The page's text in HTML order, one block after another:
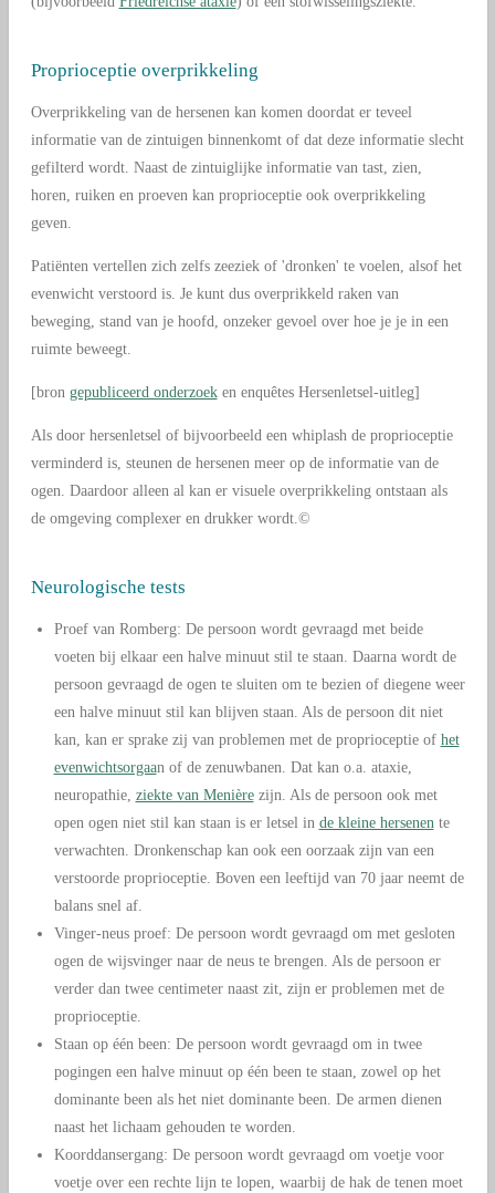
Proprioceptie overprikkeling
Overprikkeling van de hersenen kan komen doordat er teveel
informatie van de zintuigen binnenkomt of dat deze informatie slecht
gefilterd wordt. Naast de zintuiglijke informatie van tast, zien,
horen, ruiken en proeven kan proprioceptie ook overprikkeling
geven.
Patiënten vertellen zich zelfs zeeziek of 'dronken' te voelen, alsof het
evenwicht verstoord is. Je kunt dus overprikkeld raken van
beweging, stand van je hoofd, onzeker gevoel over hoe je je in een
ruimte beweegt.
[bron gepubliceerd onderzoeken enquêtes Hersenletsel-uitleg]
Als door hersenletsel of bijvoorbeeld een whiplash de proprioceptie
verminderd is, steunen de hersenen meer op de informatie van de
ogen. Daardoor alleen al kan er visuele overprikkeling ontstaan als
de omgeving complexer en drukker wordt.©
Neurologische tests
Proef van Romberg: De persoon wordt gevraagd met beide
voeten bij elkaar een halve minuut stil te staan. Daarna wordt de
persoon gevraagd de ogen te sluiten om te bezien of diegene weer
een halve minuut stil kan blijven staan. Als de persoon dit niet
kan, kan er sprake zij van problemen met de proprioceptie of het
evenwichtsorgaan of de zenuwbanen. Dat kan o.a. ataxie,
neuropathie, ziekte van Menièrezijn. Als de persoon ook met
open ogen niet stil kan staan is er letsel in de kleine hersenente
verwachten. Dronkenschap kan ook een oorzaak zijn van een
verstoorde proprioceptie. Boven een leeftijd van 70 jaar neemt de
balans snel af.
Vinger-neus proef: De persoon wordt gevraagd om met gesloten
ogen de wijsvinger naar de neus te brengen. Als de persoon er
verder dan twee centimeter naast zit, zijn er problemen met de
proprioceptie.
Staan op één been: De persoon wordt gevraagd om in twee
pogingen een halve minuut op één been te staan, zowel op het
dominante been als het niet dominante been. De armen dienen
naast het lichaam gehouden te worden.
Koorddansergang: De persoon wordt gevraagd om voetje voor
voetje over een rechte lijn te lopen, waarbij de hak de tenen moet